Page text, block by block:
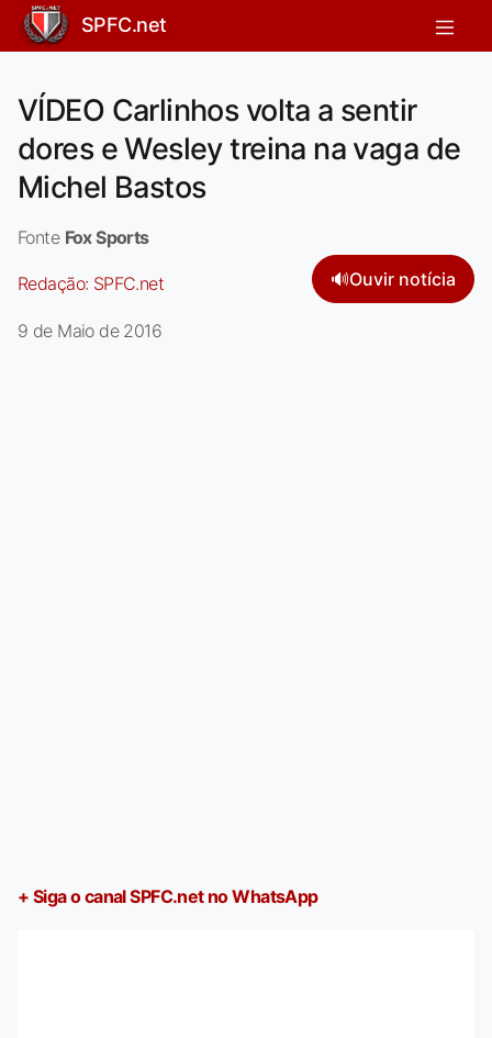
SPFC.net
VÍDEO Carlinhos volta a sentir
dores e Wesley treina na vaga de
Michel Bastos
Fonte Fox Sports
Redação: SPFC.net 🔊Ouvir notícia
9 de Maio de 2016
+ Siga o canal SPFC.net no WhatsApp